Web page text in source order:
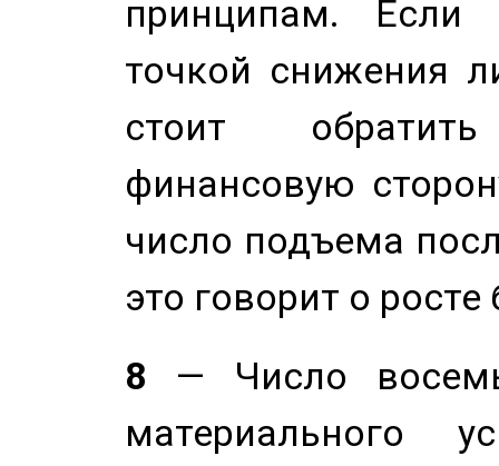
принципам. Если
точкой снижения
стоит
финансовую
число подъема
это говорит о
8 — Число
материального